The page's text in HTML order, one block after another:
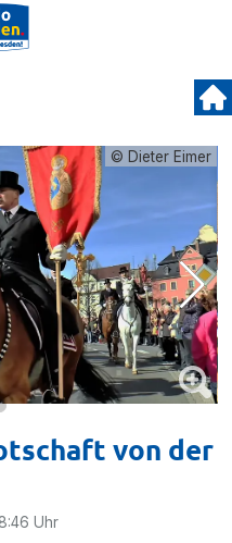
© Dieter Eimer
von der
Uhr